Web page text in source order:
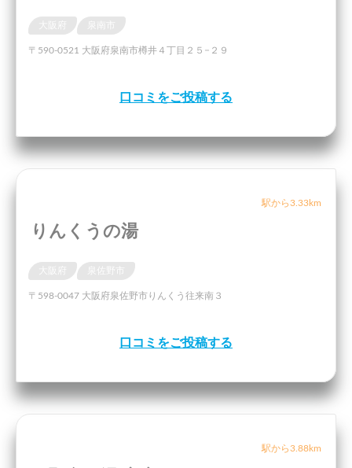
〒590-0521 大阪府泉南市樽井４丁目２５−２９
口コミをご投稿する
駅から3.33km
りんくうの湯
〒598-0047 大阪府泉佐野市りんくう往来南３
口コミをご投稿する
駅から3.88km